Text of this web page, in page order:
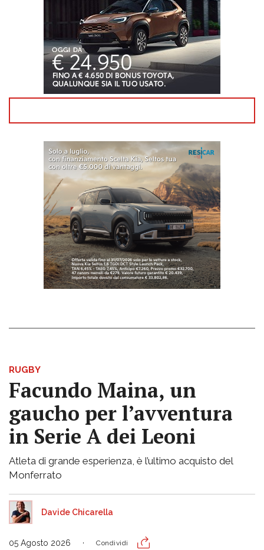
RUGBY
Facundo Maina, un
gaucho per l’avventura
in Serie A dei Leoni
Atleta di grande esperienza, è l’ultimo acquisto del
Monferrato
Davide Chicarella
05 Agosto 2026 Condividi